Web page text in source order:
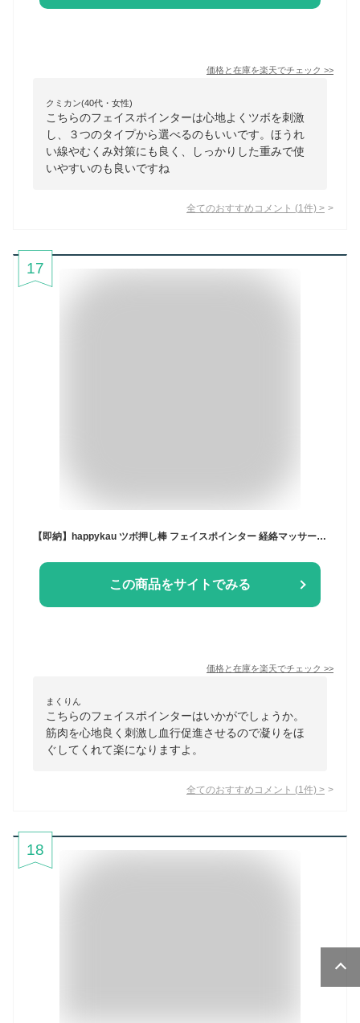
価格と在庫を楽天でチェック >>
クミカン(40代・女性)
こちらのフェイスポインターは心地よくツボを刺激
し、３つのタイプから選べるのもいいです。ほうれ
い線やむくみ対策にも良く、しっかりした重みで使
いやすいのも良いですね
全てのおすすめコメント (1 件) >
17
【即納】happykau ツボ押し棒 フェイスポインター 経絡マッサージペン 顔 ツボ押し 顔ツボ棒 マッサージ棒 トリガーポイント 肌に優しい 小顔 美顔
この商品をサイトでみる
価格と在庫を楽天でチェック >>
まくりん
こちらのフェイスポインターはいかがでしょうか。
筋肉を心地良く刺激し血行促進させるので凝りをほ
ぐしてくれて楽になりますよ。
全てのおすすめコメント (1 件) >
18